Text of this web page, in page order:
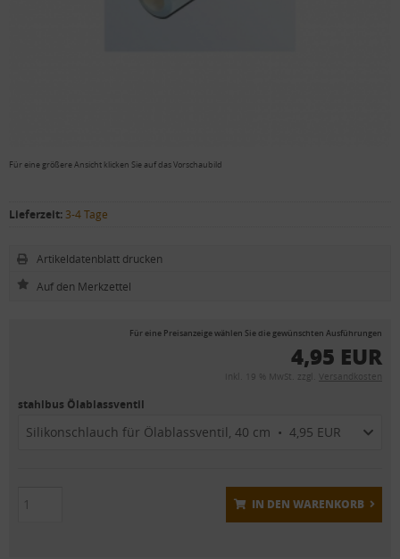
Für eine größere Ansicht klicken Sie auf das Vorschaubild
Lieferzeit: 3-4 Tage
Artikeldatenblatt drucken
Für eine Preisanzeige wählen Sie die gewünschten Ausführungen
4,95 EUR
inkl. 19 % MwSt. zzgl. Versandkosten
stahlbus Ölablassventil
Silikonschlauch für Ölablassventil, 40 cm • 4,95 EUR
IN DEN WARENKORB